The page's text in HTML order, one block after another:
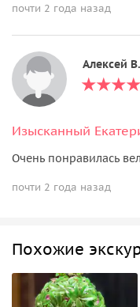
почти 2 года назад
Алексей В.
Очень понравилась
почти 2 года назад
Похожие